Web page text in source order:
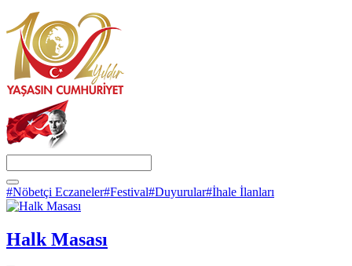
#Nöbetçi Eczaneler#Festival#Duyurular#İhale İlanları
Halk Masası